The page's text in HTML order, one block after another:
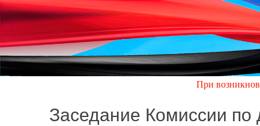
При возникновении
Заседание Комиссии